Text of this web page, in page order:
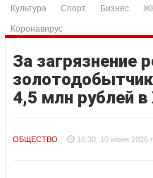
Культура
Спорт Бизнес
Коронавирус
За загрязнение
4,5 млн рублей
ОБЩЕСТВО 16:30, 10 июня 2026